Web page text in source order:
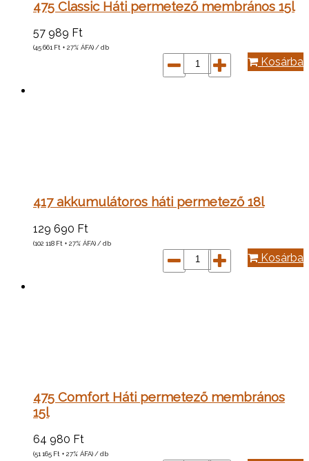
475 Classic Háti permetező membrános 15l
57 989 Ft
(45 661 Ft + 27% ÁFA) / db
Kosárba
417 akkumulátoros háti permetező 18l
129 690 Ft
(102 118 Ft + 27% ÁFA) / db
Kosárba
475 Comfort Háti permetező membrános
15l
64 980 Ft
(51 165 Ft + 27% ÁFA) / db